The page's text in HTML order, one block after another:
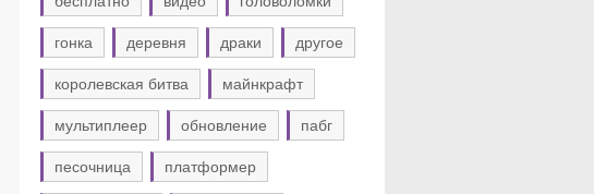
гонка деревня драки другое
королевская битва майнкрафт
мультиплеер обновление пабг
песочница платформер